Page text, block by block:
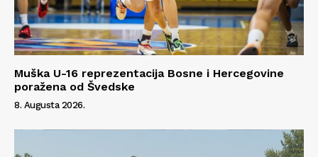
Muška U-16 reprezentacija Bosne i Hercegovine
poražena od Švedske
8. Augusta 2026.